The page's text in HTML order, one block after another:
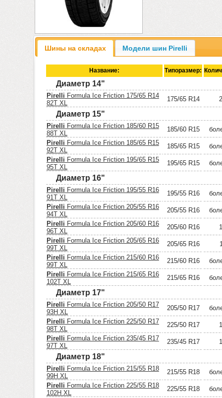
Шины на складах Модели шин Pirelli
Название: Типоразмер:
Диаметр 14"
Pirelli Formula Ice Friction 175/65 R14
82T XL
175/65 R14
Диаметр 15"
Pirelli Formula Ice Friction 185/60 R15
88T XL
185/60 R15
Pirelli Formula Ice Friction 185/65 R15
92T XL
185/65 R15
Pirelli Formula Ice Friction 195/65 R15
95T XL
195/65 R15
Диаметр 16"
Pirelli Formula Ice Friction 195/55 R16
91T XL
195/55 R16
Pirelli Formula Ice Friction 205/55 R16
94T XL
205/55 R16
Pirelli Formula Ice Friction 205/60 R16
96T XL
205/60 R16
Pirelli Formula Ice Friction 205/65 R16
99T XL
205/65 R16
Pirelli Formula Ice Friction 215/60 R16
99T XL
215/60 R16
Pirelli Formula Ice Friction 215/65 R16
102T XL
215/65 R16
Диаметр 17"
Pirelli Formula Ice Friction 205/50 R17
93H XL
205/50 R17
Pirelli Formula Ice Friction 225/50 R17
98T XL
225/50 R17
Pirelli Formula Ice Friction 235/45 R17
97T XL
235/45 R17
Диаметр 18"
Pirelli Formula Ice Friction 215/55 R18
99H XL
215/55 R18
Pirelli Formula Ice Friction 225/55 R18
102H XL
225/55 R18